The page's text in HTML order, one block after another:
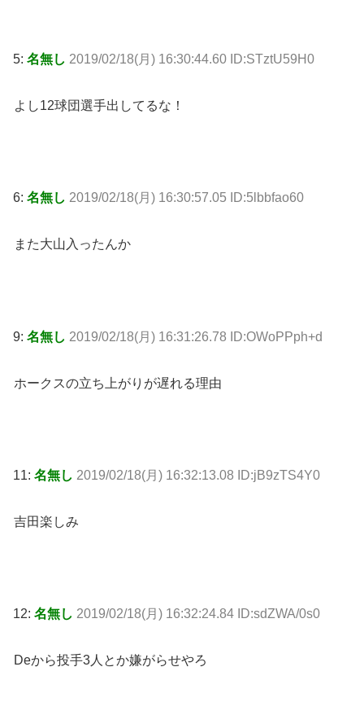
5: 名無し 2019/02/18(月) 16:30:44.60 ID:STztU59H0
よし12球団選手出してるな！
6: 名無し 2019/02/18(月) 16:30:57.05 ID:5lbbfao60
また大山入ったんか
9: 名無し 2019/02/18(月) 16:31:26.78 ID:OWoPPph+d
ホークスの立ち上がりが遅れる理由
11: 名無し 2019/02/18(月) 16:32:13.08 ID:jB9zTS4Y0
吉田楽しみ
12: 名無し 2019/02/18(月) 16:32:24.84 ID:sdZWA/0s0
Deから投手3人とか嫌がらせやろ